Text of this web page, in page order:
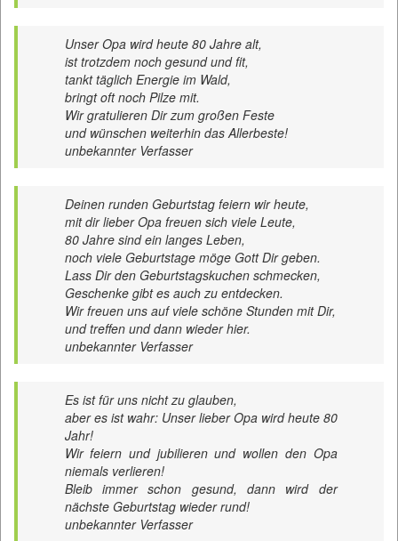
Unser Opa wird heute 80 Jahre alt,
ist trotzdem noch gesund und fit,
tankt täglich Energie im Wald,
bringt oft noch Pilze mit.
Wir gratulieren Dir zum großen Feste
und wünschen weiterhin das Allerbeste!
unbekannter Verfasser
Deinen runden Geburtstag feiern wir heute,
mit dir lieber Opa freuen sich viele Leute,
80 Jahre sind ein langes Leben,
noch viele Geburtstage möge Gott Dir geben.
Lass Dir den Geburtstagskuchen schmecken,
Geschenke gibt es auch zu entdecken.
Wir freuen uns auf viele schöne Stunden mit Dir,
und treffen und dann wieder hier.
unbekannter Verfasser
Es ist für uns nicht zu glauben,
aber es ist wahr: Unser lieber Opa wird heute 80
Jahr!
Wir feiern und jubilieren und wollen den Opa
niemals verlieren!
Bleib immer schon gesund, dann wird der
nächste Geburtstag wieder rund!
unbekannter Verfasser